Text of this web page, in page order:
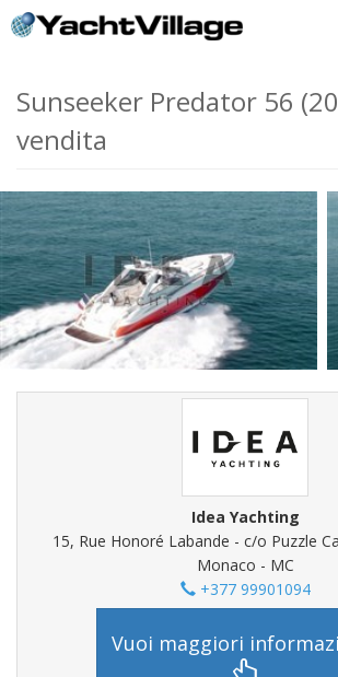
Sunseeker Predator 56
vendita
Idea Yachting
15, Rue Honoré Labande - c/o Puzzle
Monaco - MC
+377 99901094
Vuoi maggiori